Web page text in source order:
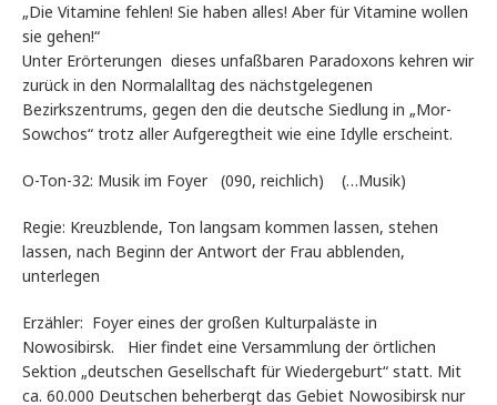
„Die Vitamine fehlen! Sie haben alles! Aber für Vitamine wollen
sie gehen!“
Unter Erörterungen dieses unfaßbaren Paradoxons kehren wir
zurück in den Normalalltag des nächstgelegenen
Bezirkszentrums, gegen den die deutsche Siedlung in „Mor-
Sowchos“ trotz aller Aufgeregtheit wie eine Idylle erscheint.
O-Ton-32: Musik im Foyer (090, reichlich) (…Musik)
Regie: Kreuzblende, Ton langsam kommen lassen, stehen
lassen, nach Beginn der Antwort der Frau abblenden,
unterlegen
Erzähler: Foyer eines der großen Kulturpaläste in
Nowosibirsk. Hier findet eine Versammlung der örtlichen
Sektion „deutschen Gesellschaft für Wiedergeburt“ statt. Mit
ca. 60.000 Deutschen beherbergt das Gebiet Nowosibirsk nur